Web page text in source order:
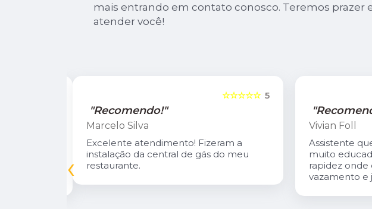
mais entrando em contato conosco. Teremos prazer
atender você!
5
☆☆☆☆☆
"Recomendo!"
Marcelo Silva
Excelente atendimento! Fizeram a
instalação da central de gás do meu
restaurante.
Vivian Foll
Assistente
muito
rapidez onde
vazamento e
‹